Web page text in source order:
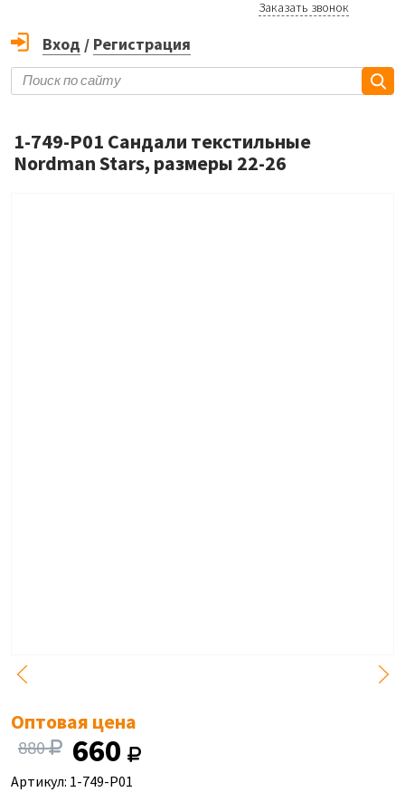
Заказать звонок
Вход / Регистрация
1-749-P01 Сандали текстильные
Nordman Stars, размеры 22-26
Оптовая цена
880 660
Артикул: 1-749-P01